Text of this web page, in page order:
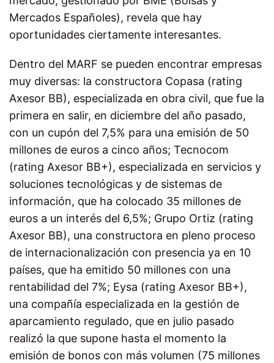
Mercados Españoles), revela que hay
oportunidades ciertamente interesantes.
Dentro del MARF se pueden encontrar empresas
muy diversas: la constructora Copasa (rating
Axesor BB), especializada en obra civil, que fue la
primera en salir, en diciembre del año pasado,
con un cupón del 7,5% para una emisión de 50
millones de euros a cinco años; Tecnocom
(rating Axesor BB+), especializada en servicios y
soluciones tecnológicas y de sistemas de
información, que ha colocado 35 millones de
euros a un interés del 6,5%; Grupo Ortiz (rating
Axesor BB), una constructora en pleno proceso
de internacionalización con presencia ya en 10
países, que ha emitido 50 millones con una
rentabilidad del 7%; Eysa (rating Axesor BB+),
una compañía especializada en la gestión de
aparcamiento regulado, que en julio pasado
realizó la que supone hasta el momento la
emisión de bonos con más volumen (75 millones